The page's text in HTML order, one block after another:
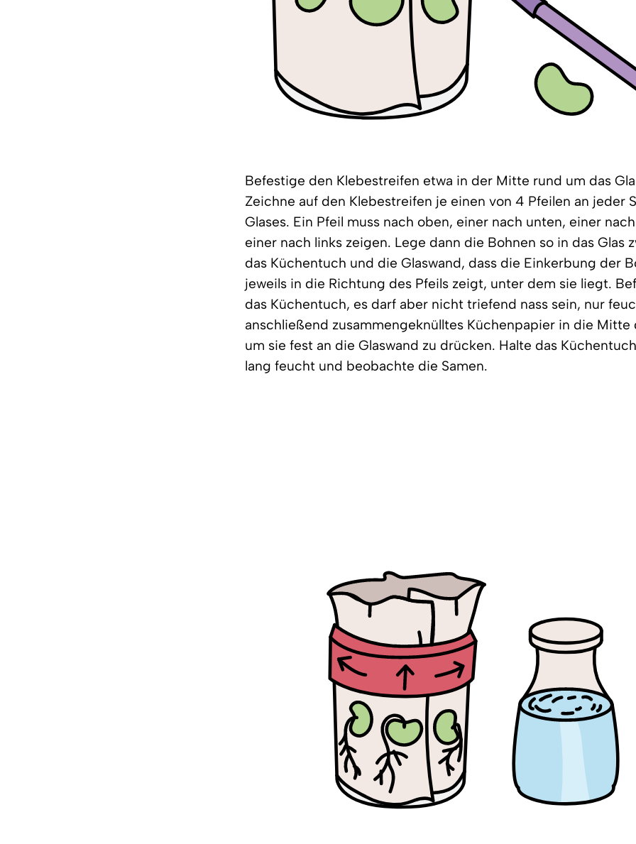
Befestige den Klebestreifen etwa in der Mitte rund um das
Zeichne auf den Klebestreifen je einen von 4 Pfeilen an jeder
Glases. Ein Pfeil muss nach oben, einer nach unten, einer
einer nach links zeigen. Lege dann die Bohnen so in das Glas
das Küchentuch und die Glaswand, dass die Einkerbung der
jeweils in die Richtung des Pfeils zeigt, unter dem sie liegt.
das Küchentuch, es darf aber nicht triefend nass sein, nur
anschließend zusammengeknülltes Küchenpapier in die Mitte
um sie fest an die Glaswand zu drücken. Halte das
lang feucht und beobachte die Samen.